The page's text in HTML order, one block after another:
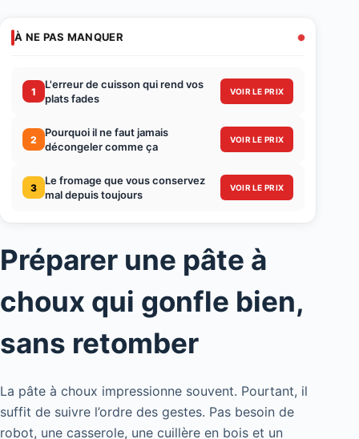
À NE PAS MANQUER
1
L'erreur de cuisson qui rend vos
plats fades
VOIR LE PRIX
2
Pourquoi il ne faut jamais
décongeler comme ça
VOIR LE PRIX
3
Le fromage que vous conservez
mal depuis toujours
VOIR LE PRIX
Préparer une pâte à
choux qui gonfle bien,
sans retomber
La pâte à choux impressionne souvent. Pourtant, il
suffit de suivre l’ordre des gestes. Pas besoin de
robot, une casserole, une cuillère en bois et un